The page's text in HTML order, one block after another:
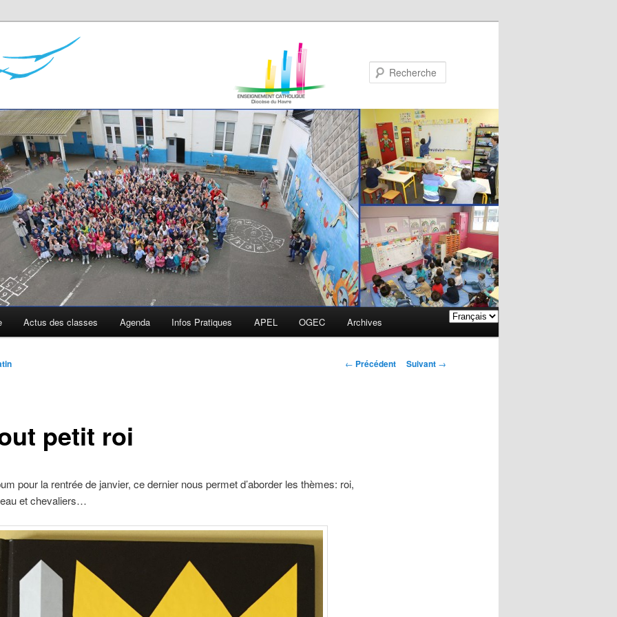
Actus des classes Agenda Infos Pratiques APEL OGEC Archives
Navigation des
← Précédent Suivant →
petit roi
pour la rentrée de janvier, ce dernier nous permet d’aborder les thèmes: roi,
et chevaliers…